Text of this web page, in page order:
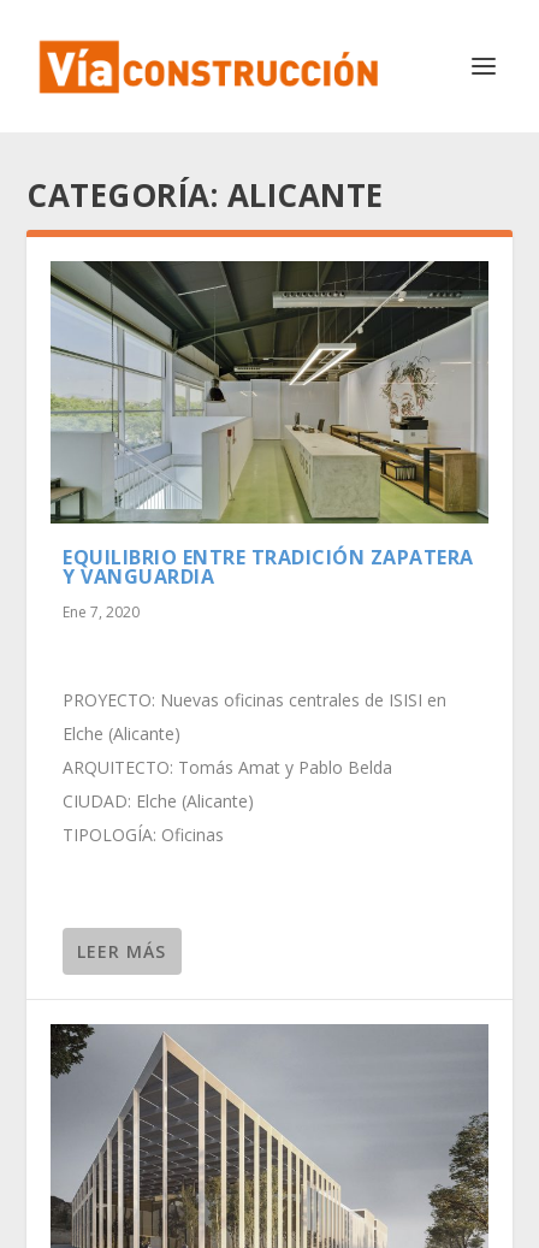
CATEGORÍA: ALICANTE
EQUILIBRIO ENTRE TRADICIÓN ZAPATERA
Y VANGUARDIA
Ene 7, 2020
PROYECTO: Nuevas oficinas centrales de ISISI en
Elche (Alicante)
ARQUITECTO: Tomás Amat y Pablo Belda
CIUDAD: Elche (Alicante)
TIPOLOGÍA: Oficinas
LEER MÁS